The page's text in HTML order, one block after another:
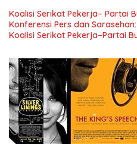
Koalisi Serikat Pekerja– Partai
Konferensi Pers dan
Koalisi Serikat Pekerja–Partai